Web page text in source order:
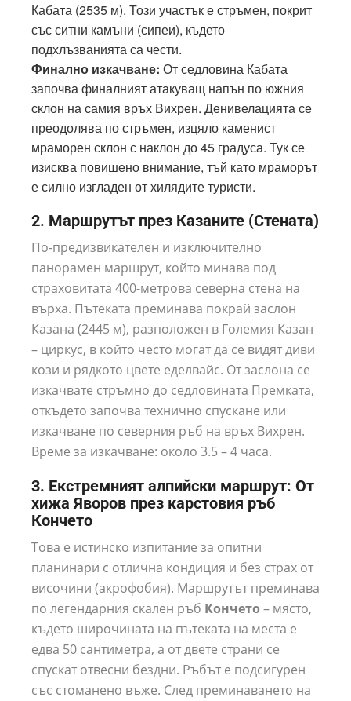
Кабата (2535 м). Този участък е стръмен, покрит
със ситни камъни (сипеи), където
подхлъзванията са чести.
Финално изкачване: От седловина Кабата
започва финалният атакуващ напън по южния
склон на самия връх Вихрен. Денивелацията се
преодолява по стръмен, изцяло каменист
мраморен склон с наклон до 45 градуса. Тук се
изисква повишено внимание, тъй като мраморът
е силно изгладен от хилядите туристи.
2. Маршрутът през Казаните (Стената)
По-предизвикателен и изключително
панорамен маршрут, който минава под
страховитата 400-метрова северна стена на
върха. Пътеката преминава покрай заслон
Казана (2445 м), разположен в Големия Казан
– циркус, в който често могат да се видят диви
кози и рядкото цвете еделвайс. От заслона се
изкачвате стръмно до седловината Премката,
откъдето започва технично спускане или
изкачване по северния ръб на връх Вихрен.
Време за изкачване: около 3.5 – 4 часа.
3. Екстремният алпийски маршрут: От
хижа Яворов през карстовия ръб
Кончето
Това е истинско изпитание за опитни
планинари с отлична кондиция и без страх от
височини (акрофобия). Маршрутът преминава
по легендарния скален ръб Кончето – място,
където широчината на пътеката на места е
едва 50 сантиметра, а от двете страни се
спускат отвесни бездни. Ръбът е подсигурен
със стоманено въже. След преминаването на